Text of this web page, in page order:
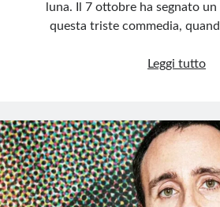
luna. Il 7 ottobre ha segnato
questa triste commedia,
Leggi tutto